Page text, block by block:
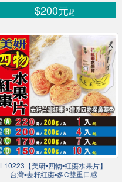
$200元起
L10223【美研▪四物▪紅棗水果片】
台灣▪去籽紅棗▪多C雙重口感